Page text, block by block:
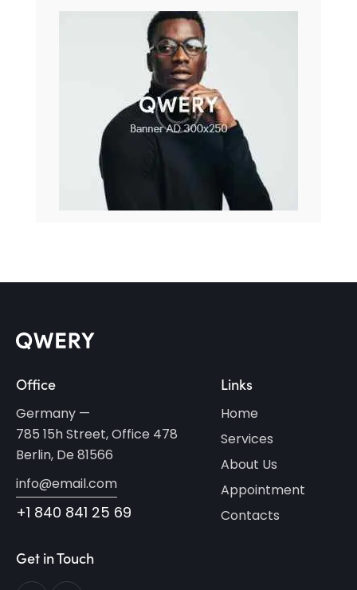
Office
Germany —
785 15h Street, Office 478
Berlin, De 81566
info@email.com
+1 840 841 25 69
Links
Home
Services
About Us
Appointment
Contacts
Get in Touch